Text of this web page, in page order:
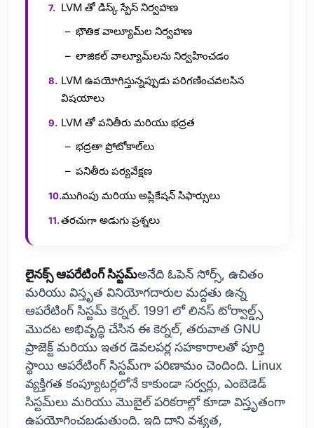
LVM తో డిస్క్ స్పేస్ నిర్వహణ
భౌతిక వాల్యూమ్‌ల నిర్వహణ
లాజికల్ వాల్యూమ్‌లను నిర్వహించడం
LVM ఉపయోగిస్తున్నప్పుడు పరిగణించవలసిన
విషయాలు
LVM తో పనితీరు మరియు భద్రత
భద్రతా ప్రోటోకాల్‌లు
పనితీరు పర్యవేక్షణ
ముగింపు మరియు అప్లికేషన్ సిఫార్సులు
తరచుగా అడుగు ప్రశ్నలు
లైనక్స్ ఆపరేటింగ్ సిస్టమ్అనేది ఓపెన్ సోర్స్, ఉచితం
మరియు విస్తృత వినియోగదారుల మద్దతు ఉన్న
ఆపరేటింగ్ సిస్టమ్ కెర్నల్. 1991 లో లినస్ టోర్వాల్డ్స్
మొదట అభివృద్ధి చేసిన ఈ కెర్నల్, తరువాత GNU
ప్రాజెక్ట్ మరియు ఇతర డెవలపర్ల సహకారాలతో పూర్తి
స్థాయి ఆపరేటింగ్ సిస్టమ్‌గా పరిణామం చెందింది. Linux
వ్యక్తిగత కంప్యూటర్లలోనే కాకుండా సర్వర్లు, ఎంబెడెడ్
సిస్టమ్‌లు మరియు మొబైల్ పరికరాల్లో కూడా విస్తృతంగా
ఉపయోగించబడుతుంది. ఇది దాని వశ్యత,